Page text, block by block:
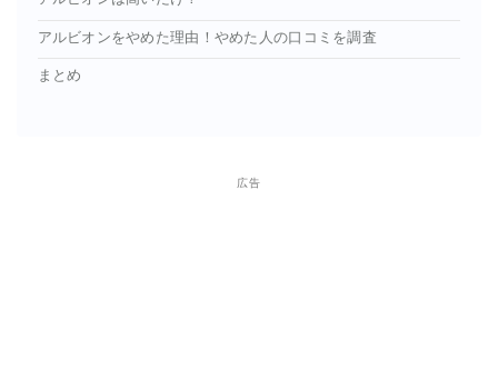
アルビオンをやめた理由！やめた人の口コミを調査
まとめ
広告